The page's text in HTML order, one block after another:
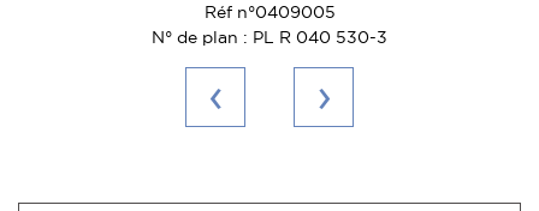
Réf n°0409005
N° de plan : PL R 040 530-3
‹ ›